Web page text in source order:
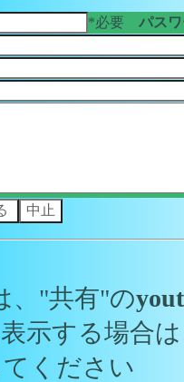
*必要 パス
、"共有"の
示する場合
ください